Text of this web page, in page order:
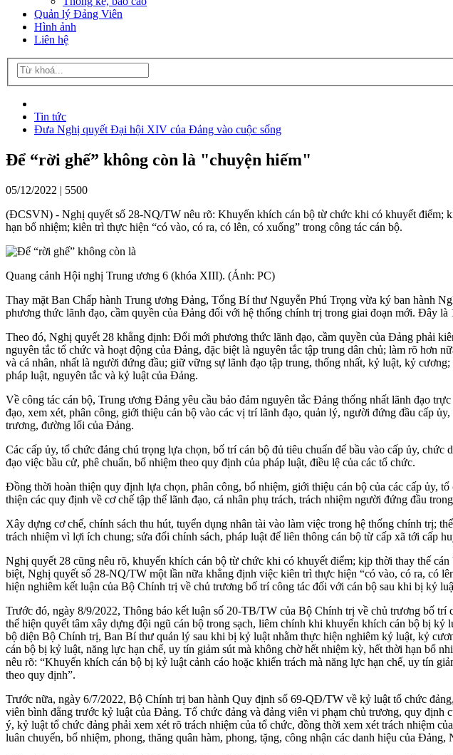
Quản lý Đảng Viên
Hình ảnh
Liên hệ
Tin tức
Đưa Nghị quyết Đại hội XIV của Đảng vào cuộc sống
Để “rời ghế” không còn là "chuyện hiếm"
05/12/2022 | 5500
(ĐCSVN) - Nghị quyết số 28-NQ/TW nêu rõ: Khuyến khích cán bộ từ chức khi có khuyết điểm;
hạn bổ nhiệm; kiên trì thực hiện “có vào, có ra, có lên, có xuống” trong công tác cán bộ.
Quang cảnh Hội nghị Trung ương 6 (khóa XIII). (Ảnh: PC)
Thay mặt Ban Chấp hành Trung ương Đảng, Tổng Bí thư Nguyễn Phú Trọng vừa ký ban hành
phương thức lãnh đạo, cầm quyền của Đảng đối với hệ thống chính trị trong giai đoạn mới. Đây
Theo đó, Nghị quyết 28 khẳng định: Đổi mới phương thức lãnh đạo, cầm quyền của Đảng phải
nguyên tắc tổ chức và hoạt động của Đảng, đặc biệt là nguyên tắc tập trung dân chủ; làm rõ hơn
và cá nhân, nhất là người đứng đầu; giữ vững sự lãnh đạo tập trung, thống nhất, kỷ luật, kỷ
pháp luật, nguyên tắc và kỷ luật của Đảng.
Về công tác cán bộ, Trung ương Đảng yêu cầu bảo đảm nguyên tắc Đảng thống nhất lãnh đạo
đạo, xem xét, phân công, giới thiệu cán bộ vào các vị trí lãnh đạo, quản lý, người đứng đầu cấp
trương, đường lối của Đảng.
Các cấp ủy, tổ chức đảng chú trọng lựa chọn, bố trí cán bộ đủ tiêu chuẩn để bầu vào cấp ủy,
đạo việc bầu cử, phê chuẩn, bổ nhiệm theo quy định của pháp luật, điều lệ của các tổ chức.
Đồng thời hoàn thiện quy định lựa chọn, phân công, bổ nhiệm, giới thiệu cán bộ của các cấp ủy,
thiện các quy định về cơ chế tập thể lãnh đạo, cá nhân phụ trách, trách nhiệm người đứng đầu
Xây dựng cơ chế, chính sách thu hút, tuyển dụng nhân tài vào làm việc trong hệ thống chính trị;
trách nhiệm vì lợi ích chung; sửa đổi chính sách, pháp luật để liên thông cán bộ từ cấp xã tới cấp
Nghị quyết 28 cũng nêu rõ, khuyến khích cán bộ từ chức khi có khuyết điểm; kịp thời thay thế
biệt, Nghị quyết số 28-NQ/TW một lần nữa khẳng định việc kiên trì thực hiện “có vào, có ra, có
hiện nghiêm kết luận của Bộ Chính trị về chủ trương bố trí công tác đối với cán bộ sau khi bị kỷ
Trước đó, ngày 8/9/2022, Thông báo kết luận số 20-TB/TW của Bộ Chính trị về chủ trương bố
thể hiện quyết tâm xây dựng đội ngũ cán bộ trong sạch, liêm chính khi khuyến khích cán bộ bị
bộ diện Bộ Chính trị, Ban Bí thư quản lý sau khi bị kỷ luật nhằm thực hiện nghiêm kỷ luật, kỷ
cán bộ bị kỷ luật, năng lực hạn chế, uy tín giảm sút mà không chờ hết nhiệm kỳ, hết thời hạn bổ
nêu rõ: “Khuyến khích cán bộ bị kỷ luật cảnh cáo hoặc khiển trách mà năng lực hạn chế, uy tín
theo quy định”.
Trước nữa, ngày 6/7/2022, Bộ Chính trị ban hành Quy định số 69-QĐ/TW về kỷ luật tổ chức
viên bình đẳng trước kỷ luật của Đảng. Tổ chức đảng và đảng viên vi phạm chủ trương, quy
ý, kỷ luật tổ chức đảng phải xem xét rõ trách nhiệm của tổ chức, đồng thời xem xét trách nhiệm
luân chuyển, bổ nhiệm, phong, thăng quân hàm, phong, tặng, công nhận các danh hiệu của